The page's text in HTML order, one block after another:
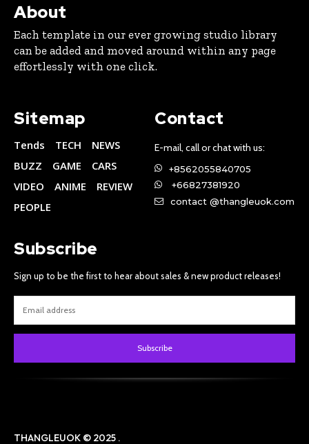
About
Each template in our ever growing studio library
can be added and moved around within any page
effortlessly with one click.
Sitemap
Tends TECH
NEWS
BUZZ
GAME
CARS
VIDEO
ANIME
REVIEW
PEOPLE
Contact
E-mail, call or chat with us:
+8562055840705
+66827381920
contact @thangleuok.com
Subscribe
Sign up to be the first to hear about sales & new product releases!
Subscribe
THANGLEUOK © 2025 .